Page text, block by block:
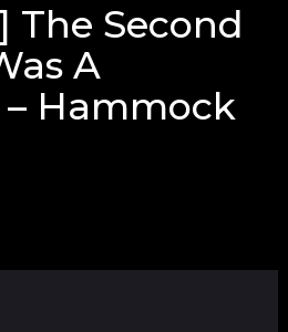
The Second
A
Hammock